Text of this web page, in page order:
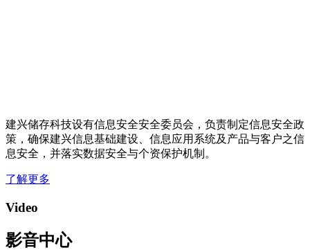
建兴储存科技设有信息安全安全委员会，负责制定信息安全政
策，确保建兴信息基础建设、信息应用系统及产品与客户之信
息安全，并落实数据安全与个资保护机制。
了解更多
Video
影音中心